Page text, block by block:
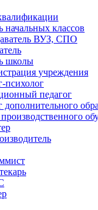
начальных классов
ВУЗ, СПО
школы
учреждения
психолог
педагог
дополнительного